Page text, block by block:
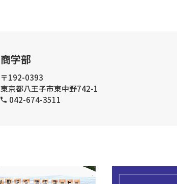
商学部
〒192-0393
東京都八王子市東中野742-1
042-674-3511